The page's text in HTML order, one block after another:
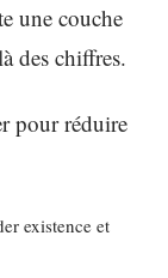
une couche
des chiffres.
pour réduire
existence et